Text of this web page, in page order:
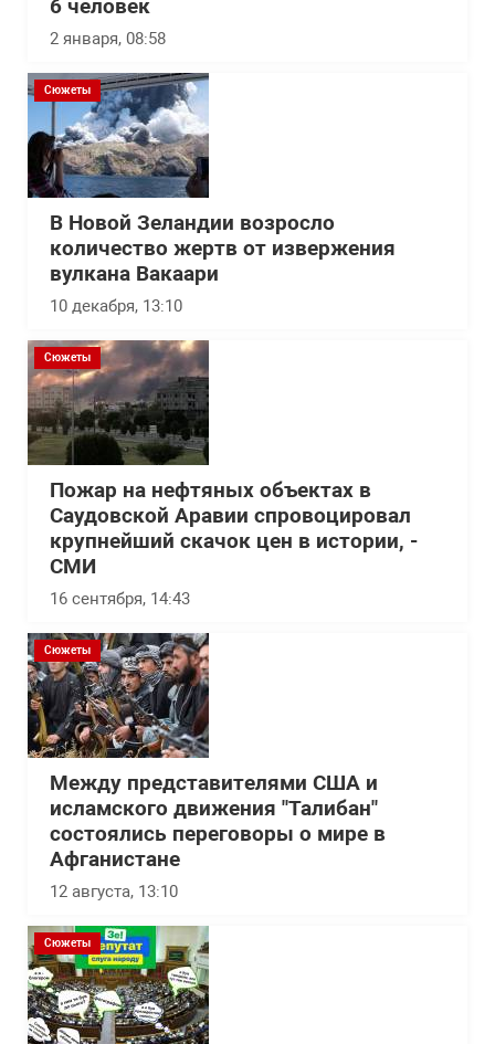
6 человек
2 января, 08:58
Сюжеты
В Новой Зеландии возросло
количество жертв от извержения
вулкана Вакаари
10 декабря, 13:10
Сюжеты
Пожар на нефтяных объектах в
Саудовской Аравии спровоцировал
крупнейший скачок цен в истории, -
СМИ
16 сентября, 14:43
Сюжеты
Между представителями США и
исламского движения "Талибан"
состоялись переговоры о мире в
Афганистане
12 августа, 13:10
Сюжеты